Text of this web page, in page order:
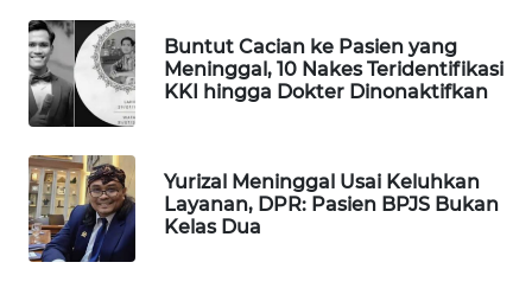
Buntut Cacian ke Pasien yang
Meninggal, 10 Nakes Teridentifikasi
KKI hingga Dokter Dinonaktifkan
Yurizal Meninggal Usai Keluhkan
Layanan, DPR: Pasien BPJS Bukan
Kelas Dua
ID
WAHANANEWS
CO ID
WAHANANEWS
NET